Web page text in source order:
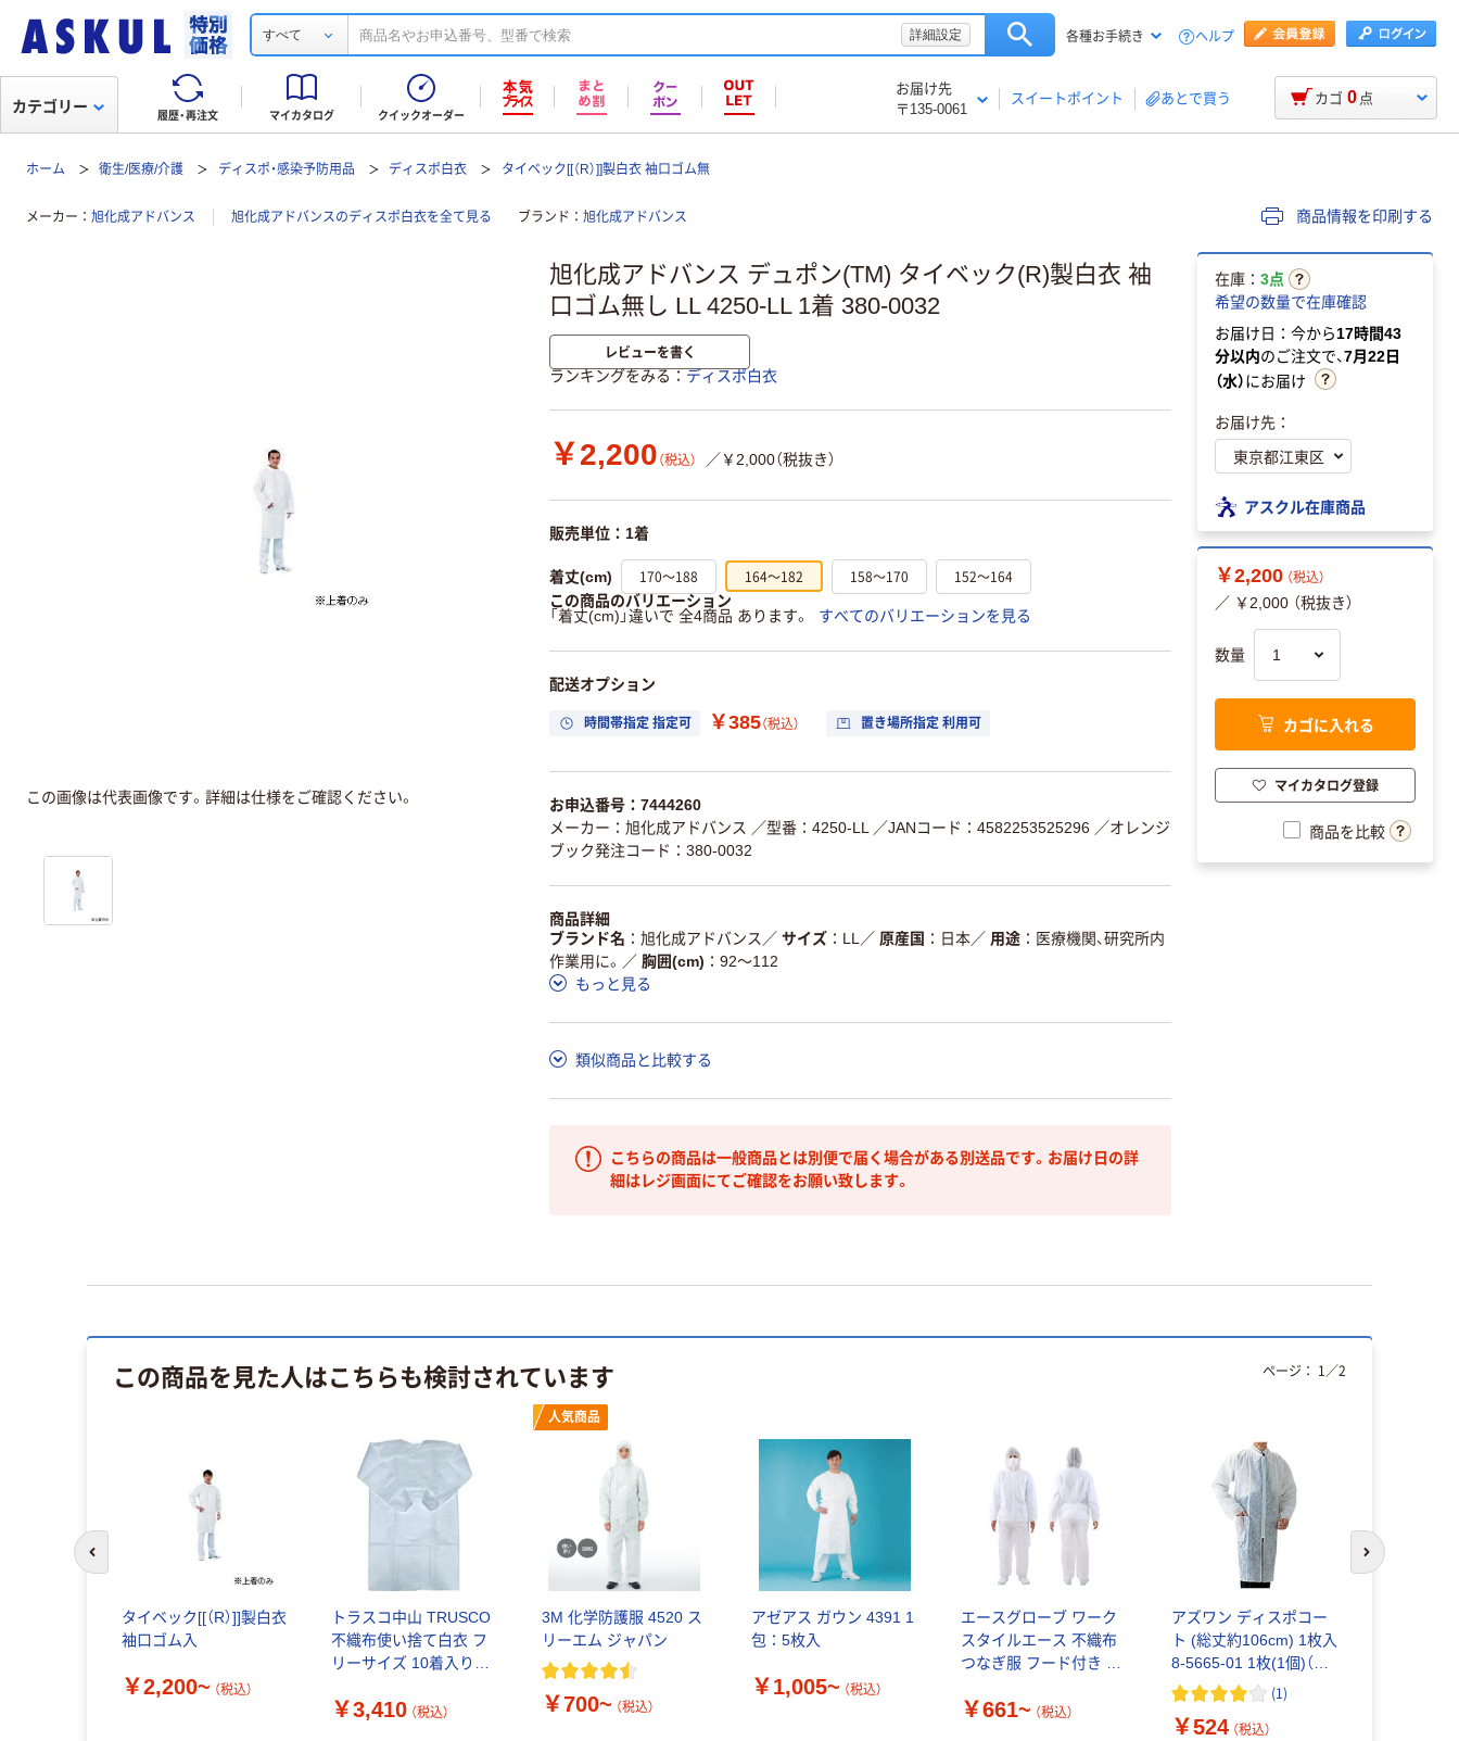
すべて 詳細設定 各種お手続き ヘルプ
履歴・再注文 マイカタログ クイックオーダー
お届け先
〒135-0061
スイートポイント あとで買う
カテゴリー カゴ 0 点
ホーム 衛生/医療/介護 ディスポ・感染予防用品 ディスポ白衣 タイベック[[（R）]]製白衣 袖口ゴム無
メーカー 旭化成アドバンス 旭化成アドバンスのディスポ白衣を全て見る ブランド 旭化成アドバンス 商品情報を印刷する
旭化成アドバンス デュポン(TM) タイベック(R)製白衣 袖
口ゴム無し LL 4250-LL 1着 380-0032
レビューを書く
ランキングをみる ディスポ白衣
￥2,200 （税込） ／￥2,000（税抜き）
販売単位：1着
着丈(cm) 170～188 164～182 158～170 152～164
この商品のバリエーション
「着丈(cm)」違いで 全4商品 あります。
すべてのバリエーションを見る
配送オプション
時間帯指定 指定可 ￥385（税込） 置き場所指定 利用可
お申込番号：7444260
メーカー：旭化成アドバンス ／型番：4250-LL ／JANコード：4582253525296 ／オレンジ
ブック発注コード：380-0032
商品詳細
ブランド名
旭化成アドバンス ／ サイズ LL ／ 原産国 日本／ 用途
医療機関、研究所内
作業用に。 ／ 胸囲(cm)
92～112
もっと見る
類似商品と比較する
こちらの商品は一般商品とは別便で届く場合がある別送品です。お届け日の詳
細はレジ画面にてご確認をお願い致します。
この画像は代表画像です。詳細は仕様をご確認ください。
在庫： 3点
希望の数量で在庫確認
お届け日：今から17時間43
分以内のご注文で、7月22日
（水）にお届け
お届け先：
アスクル在庫商品
￥2,200 （税込）
／ ￥2,000 （税抜き）
数量
カゴに入れる
マイカタログ登録
商品を比較
この商品を見た人はこちらも検討されています
タイベック[[（R）]]製白衣
袖口ゴム入
￥2,200~ （税込）
トラスコ中山 TRUSCO
不織布使い捨て白衣 フ
リーサイズ 10着入り
0312（直送品）
￥3,410 （税込）
人気商品
3M 化学防護服 4520 ス
リーエム ジャパン
￥700~ （税込）
アゼアス ガウン 4391 1
包：5枚入
￥1,005~ （税込）
エースグローブ ワーク
スタイルエース 不織布
つなぎ服 フード付き 小
￥661~ （税込）
アズワン ディスポコー
ト (総丈約106cm) 1枚入
8-5665-01 1枚(1個)（直
送品）
(1)
￥524 （税込）
ページ： 1 ／2
前のスライドへ 次のスライド